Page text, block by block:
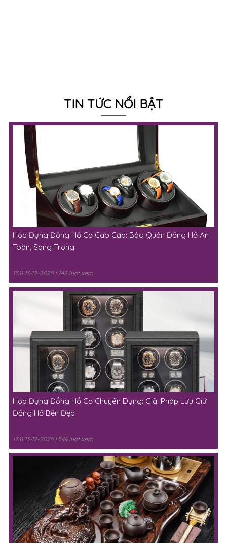
TIN TỨC NỔI BẬT
Hộp Đựng Đồng Hồ Cơ Cao Cấp: Bảo Quản Đồng Hồ An
Toàn, Sang Trọng
17:11 13-12-2025 | 742 lượt xem
Hộp Đựng Đồng Hồ Cơ Chuyên Dụng: Giải Pháp Lưu Giữ
Đồng Hồ Bền Đẹp
17:11 13-12-2025 | 544 lượt xem